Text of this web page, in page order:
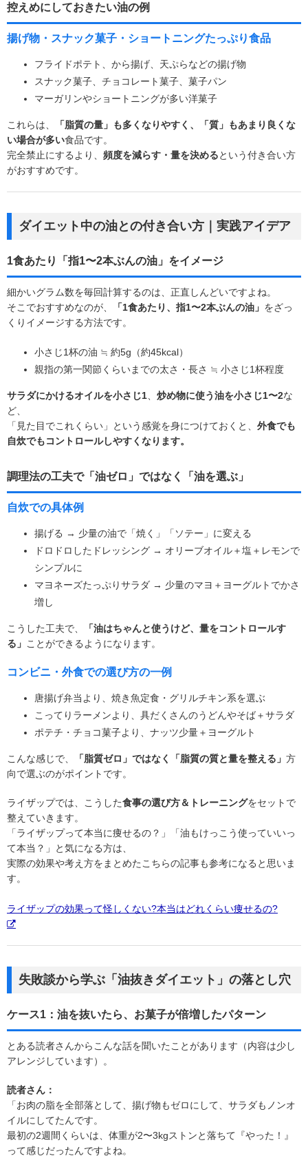
控えめにしておきたい油の例
揚げ物・スナック菓子・ショートニングたっぷり食品
フライドポテト、から揚げ、天ぷらなどの揚げ物
スナック菓子、チョコレート菓子、菓子パン
マーガリンやショートニングが多い洋菓子
これらは、
「脂質の量」も多くなりやすく、「質」もあまり良くな
い場合が多い食品です。
完全禁止にするより、 頻度を減らす・量を決めるという付き合い方
がおすすめです。
ダイエット中の油との付き合い方｜実践アイデア
1食あたり「指1〜2本ぶんの油」をイメージ
細かいグラム数を毎回計算するのは、正直しんどいですよね。
そこでおすすめなのが、
「1食あたり、指1〜2本ぶんの油」 をざっ
くりイメージする方法です。
小さじ1杯の油 ≒ 約5g（約45kcal）
親指の第一関節くらいまでの太さ・長さ ≒ 小さじ1杯程度
サラダにかけるオイルを小さじ1 炒め物に使う油を小さじ1〜2な
ど、
「見た目でこれくらい」という感覚を身につけておくと、 外食でも
自炊でもコントロールしやすくなります。
調理法の工夫で「油ゼロ」ではなく「油を選ぶ」
自炊での具体例
揚げる → 少量の油で「焼く」「ソテー」に変える
ドロドロしたドレッシング → オリーブオイル＋塩＋レモンで
シンプルに
マヨネーズたっぷりサラダ → 少量のマヨ＋ヨーグルトでかさ
増し
こうした工夫で、
「油はちゃんと使うけど、量をコントロールす
る」 ことができるようになります。
コンビニ・外食での選び方の一例
唐揚げ弁当より、焼き魚定食・グリルチキン系を選ぶ
こってりラーメンより、具だくさんのうどんやそば＋サラダ
ポテチ・チョコ菓子より、ナッツ少量＋ヨーグルト
こんな感じで、 「脂質ゼロ」ではなく「脂質の質と量を整える」 方
向で選ぶのがポイントです。
ライザップでは、こうした食事の選び方＆トレーニングをセットで
整えていきます。
「ライザップって本当に痩せるの？」「油もけっこう使っていいっ
て本当？」と気になる方は、
実際の効果や考え方をまとめたこちらの記事も参考になると思いま
す。
ライザップの効果って怪しくない?本当はどれくらい痩せるの?
失敗談から学ぶ「油抜きダイエット」の落とし穴
ケース1：油を抜いたら、お菓子が倍増したパターン
とある読者さんからこんな話を聞いたことがあります（内容は少し
アレンジしています）。
読者さん：
「お肉の脂を全部落として、揚げ物もゼロにして、サラダもノンオ
イルにしてたんです。
最初の2週間くらいは、体重が2〜3kgストンと落ちて『やった！』
って感じだったんですよね。